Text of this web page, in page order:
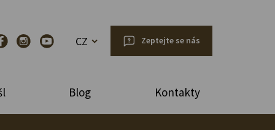
CZ Zeptejte se nás
Blog Kontakty